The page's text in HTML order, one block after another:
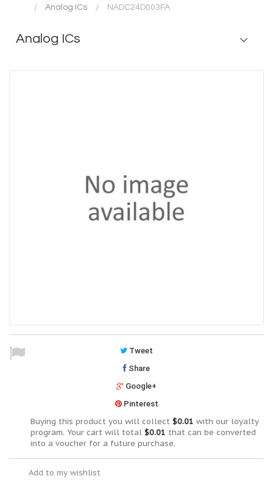
Analog ICs NADC24D003FA
Analog ICs
Tweet
Share
Google+
Pinterest
Buying this product you will collect $0.01 with our loyalty
program. Your cart will total $0.01 that can be converted
into a voucher for a future purchase.
Add to my wishlist